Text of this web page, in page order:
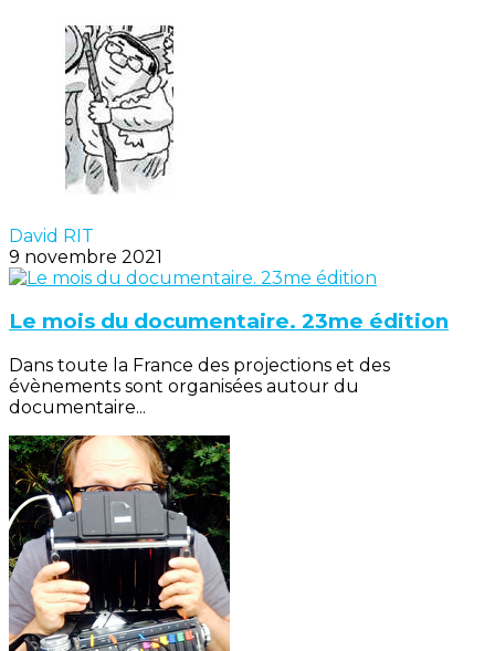
David RIT
9 novembre 2021
Le mois du documentaire. 23me édition
Dans toute la France des projections et des
évènements sont organisées autour du
documentaire...